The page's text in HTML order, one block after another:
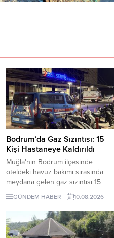
Bodrum’da Gaz Sızıntısı: 15
Kişi Hastaneye Kaldırıldı
Muğla'nın Bodrum ilçesinde
oteldeki havuz bakımı sırasında
meydana gelen gaz sızıntısı 15
kişiyi etkiledi.
GÜNDEM HABER 10.08.2026